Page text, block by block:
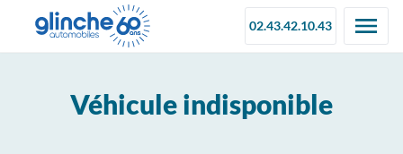
02.43.42.10.43
Véhicule indisponible